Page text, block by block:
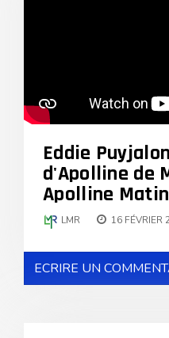
Eddie
d'Apolline de
Apolline
LMR 16 FÉVRIER
ECRIRE UN